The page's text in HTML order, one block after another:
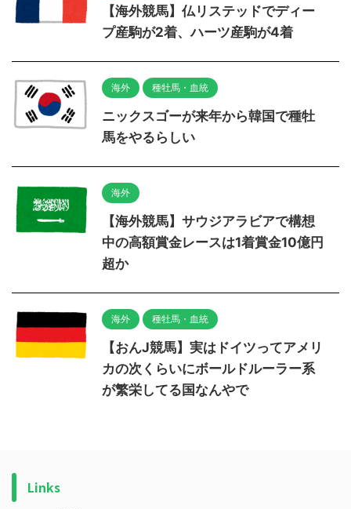
【海外競馬】仏リステッドでディー
プ産駒が2着、ハーツ産駒が4着
海外 種牡馬・血統
ニックスゴーが来年から韓国で種牡
馬をやるらしい
海外
【海外競馬】サウジアラビアで構想
中の高額賞金レースは1着賞金10億円
超か
海外 種牡馬・血統
【おんJ競馬】実はドイツってアメリ
カの次くらいにボールドルーラー系
が繁栄してる国なんやで
Links